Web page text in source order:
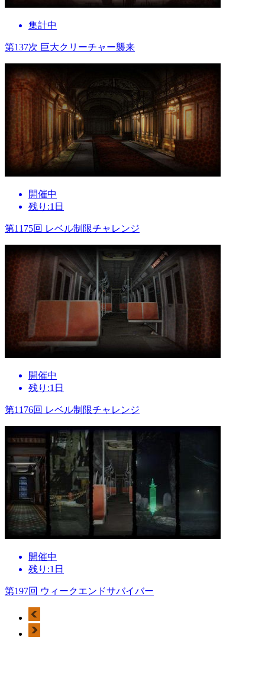
集計中
第137次 巨大クリーチャー襲来
開催中
残り:1日
第1175回 レベル制限チャレンジ
開催中
残り:1日
第1176回 レベル制限チャレンジ
開催中
残り:1日
第197回 ウィークエンドサバイバー